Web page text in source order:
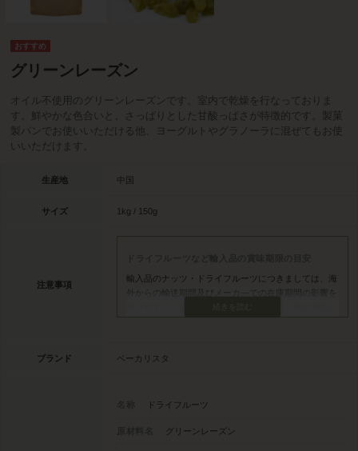
グリーンレーズン
オイル不使用のグリーンレーズンです。室内で乾燥を行なっておりま
す。鮮やかな色合いと、さっぱりとした甘酸っぱさが特徴的です。製菓
製パンでお使いいただける他、ヨーグルトやグラノーラに混ぜてもお使
いいただけます。
生産地 中国
サイズ 1kg / 150g
注意事項
ブランド ベーカリスタ
ドライフルーツ
グリーンレーズン